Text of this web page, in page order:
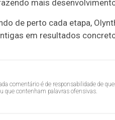
mais
de perto cada etapa,
em resultados
comentário é de responsabilidade de
que contenham palavras ofensivas.